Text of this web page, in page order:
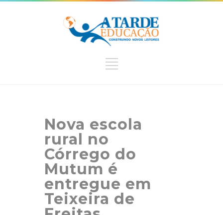
Nova escola
rural no
Córrego do
Mutum é
entregue em
Teixeira de